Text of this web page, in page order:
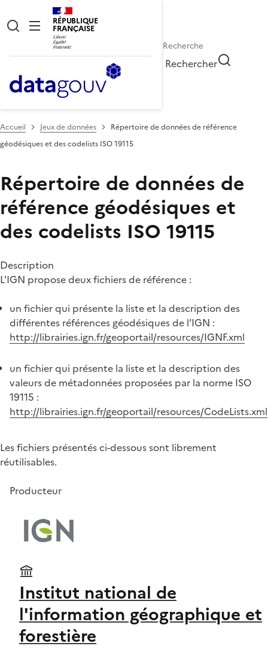
RÉPUBLIQUE
FRANÇAISE
Rechercher
Accueil Jeux de données
Répertoire de données de référence
géodésiques et des codelists ISO 19115
Répertoire de données de
référence géodésiques et
des codelists ISO 19115
Description
L'IGN propose deux fichiers de référence :
un fichier qui présente la liste et la description des
différentes références géodésiques de l’IGN :
http://librairies.ign.fr/geoportail/resources/IGNF.xml
un fichier qui présente la liste et la description des
valeurs de métadonnées proposées par la norme ISO
19115 :
http://librairies.ign.fr/geoportail/resources/CodeLists.xml
Les fichiers présentés ci-dessous sont librement
réutilisables.
Producteur
Institut national de
l'information géographique et
forestière